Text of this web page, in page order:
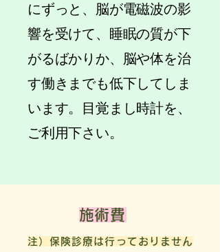
にずっと、脳が電磁波の影
響を受けて、睡眠の質が下
がるばかりか、脳や体を治
す働きまでも低下してしま
います。目覚まし時計を、
ご利用下さい。
​施術費
注）​保険診療は行っておりません